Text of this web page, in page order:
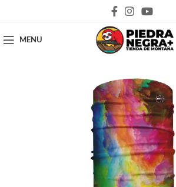
MENU
Deja que la montaña sea parte de tu